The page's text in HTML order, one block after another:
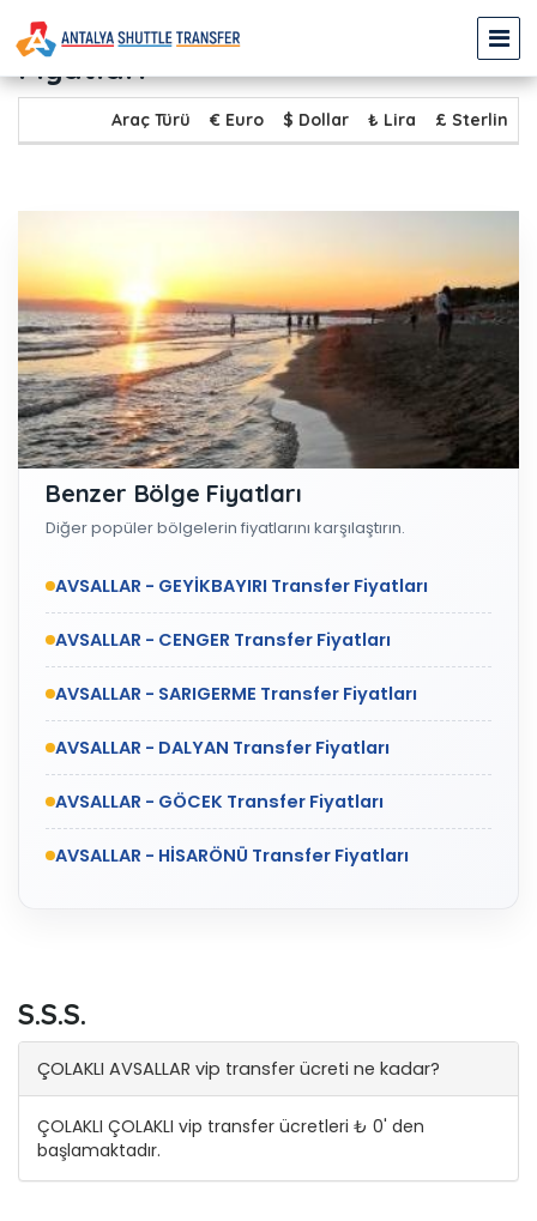
AVSALLAR - ÇOLAKLI Transfer
Fiyatları
Araç Türü € Euro $ Dollar ₺ Lira £ Sterlin
Benzer Bölge Fiyatları
Diğer popüler bölgelerin fiyatlarını karşılaştırın.
AVSALLAR - GEYİKBAYIRI Transfer Fiyatları
AVSALLAR - CENGER Transfer Fiyatları
AVSALLAR - SARIGERME Transfer Fiyatları
AVSALLAR - DALYAN Transfer Fiyatları
AVSALLAR - GÖCEK Transfer Fiyatları
AVSALLAR - HİSARÖNÜ Transfer Fiyatları
S.S.S.
ÇOLAKLI AVSALLAR vip transfer ücreti ne kadar?
ÇOLAKLI ÇOLAKLI vip transfer ücretleri ₺ 0' den
başlamaktadır.